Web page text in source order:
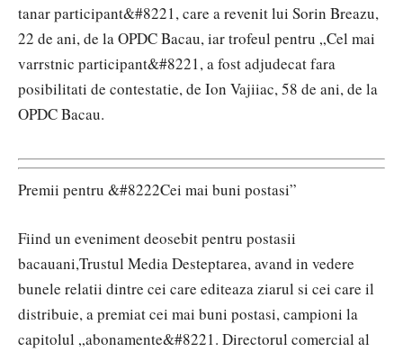
tanar participant&#8221, care a revenit lui Sorin Breazu,
22 de ani, de la OPDC Bacau, iar trofeul pentru „Cel mai
varrstnic participant&#8221, a fost adjudecat fara
posibilitati de contestatie, de Ion Vajiiac, 58 de ani, de la
OPDC Bacau.
Premii pentru &#8222Cei mai buni postasi”
Fiind un eveniment deosebit pentru postasii
bacauani,Trustul Media Desteptarea, avand in vedere
bunele relatii dintre cei care editeaza ziarul si cei care il
distribuie, a premiat cei mai buni postasi, campioni la
capitolul „abonamente&#8221. Directorul comercial al